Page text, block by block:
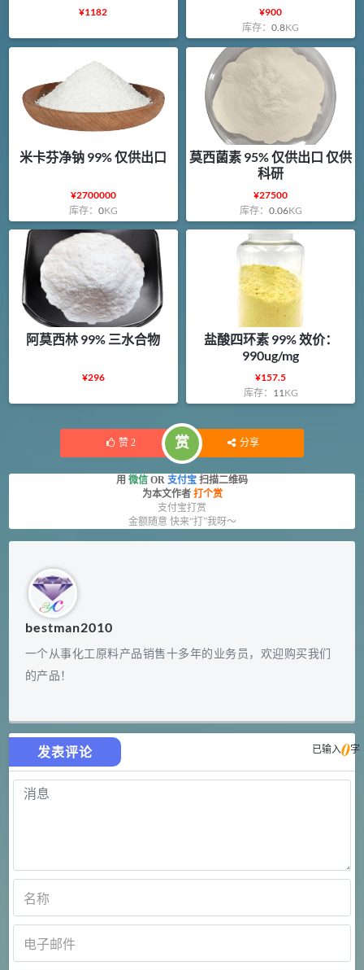
¥1182 ¥900
库存：0.8KG
米卡芬净钠 99% 仅供出口
¥2700000
库存： 0KG
莫西菌素 95% 仅供出口 仅供
科研
¥27500
库存： 0.06KG
阿莫西林 99% 三水合物
¥296
盐酸四环素 99% 效价：
990ug/mg
¥157.5
库存： 11KG
赞 2 赏 分享
用 微信 OR 支付宝 扫描二维码
为本文作者 打个赏
支付宝打赏
金额随意 快来“打”我呀～
bestman2010
一个从事化工原料产品销售十多年的业务员，欢迎购买我们
的产品！
发表评论 已输入0字